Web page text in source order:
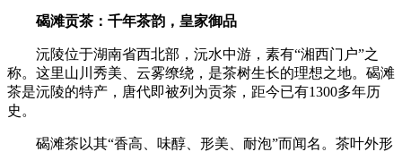
碣滩贡茶：千年茶韵，皇家御品
沅陵位于湖南省西北部，沅水中游，素有“湘西门户”之
称。这里山川秀美、云雾缭绕，是茶树生长的理想之地。碣滩
茶是沅陵的特产，唐代即被列为贡茶，距今已有1300多年历
史。
碣滩茶以其“香高、味醇、形美、耐泡”而闻名。茶叶外形